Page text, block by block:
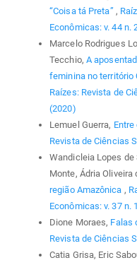
“Coisa tá Preta” ,
Econômicas: v. 44 n.
Marcelo Rodrigues
Tecchio, A
feminina no território
Raízes: Revista de
(2020)
Lemuel Guerra,
Revista de Ciências
Wandicleia Lopes de
Monte, Ádria
região Amazônica ,
Econômicas: v. 37 n.
Dione Moraes, Falas
Revista de Ciências
Catia Grisa, Eric